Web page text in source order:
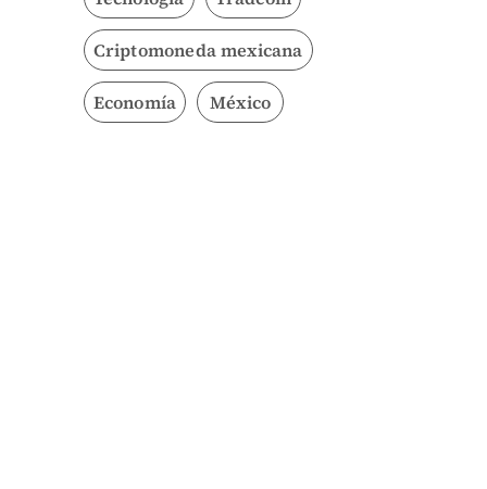
Criptomoneda mexicana
Economía México